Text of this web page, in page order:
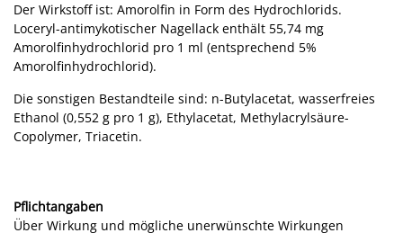
Der Wirkstoff ist: Amorolfin in Form des Hydrochlorids.
Loceryl-antimykotischer Nagellack enthält 55,74 mg
Amorolfinhydrochlorid pro 1 ml (entsprechend 5%
Amorolfinhydrochlorid).
Die sonstigen Bestandteile sind: n-Butylacetat, wasserfreies
Ethanol (0,552 g pro 1 g), Ethylacetat, Methylacrylsäure-
Copolymer, Triacetin.
Pflichtangaben
Über Wirkung und mögliche unerwünschte Wirkungen